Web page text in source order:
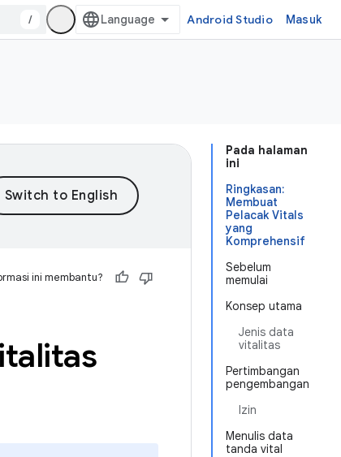
/ Android Studio Masuk
Pada halaman
ini
Ringkasan:
Membuat
Pelacak Vitals
yang
Komprehensif
Sebelum
memulai
Konsep utama
Jenis data
vitalitas
Pertimbangan
pengembangan
Izin
Menulis data
tanda vital
ini membantu?